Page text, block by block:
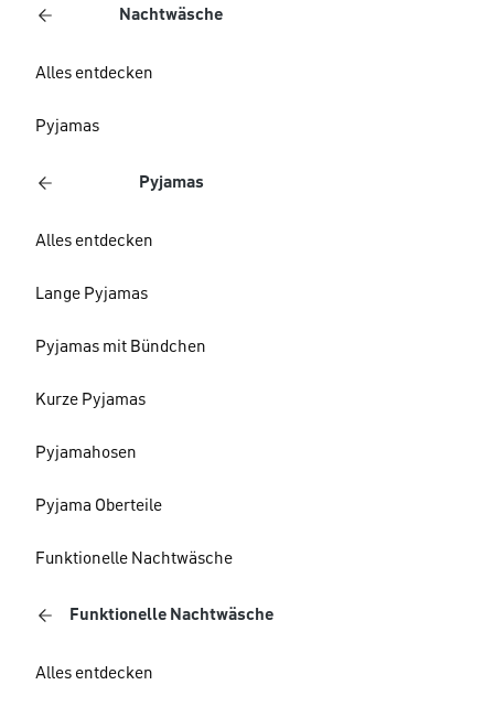
Nachtwäsche
Alles entdecken
Pyjamas
Pyjamas
Alles entdecken
Lange Pyjamas
Pyjamas mit Bündchen
Kurze Pyjamas
Pyjamahosen
Pyjama Oberteile
Funktionelle Nachtwäsche
Funktionelle Nachtwäsche
Alles entdecken